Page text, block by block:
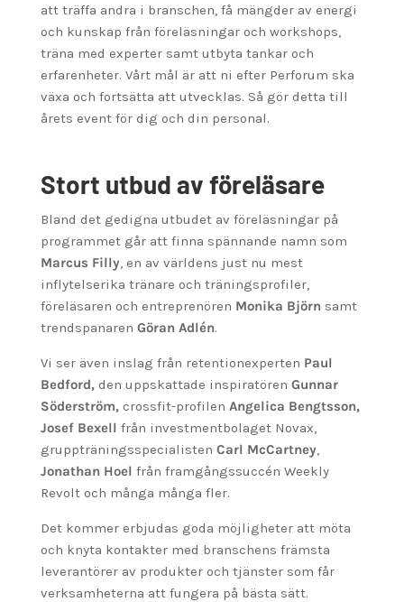
att träffa andra i branschen, få mängder av energi
och kunskap från föreläsningar och workshops,
träna med experter samt utbyta tankar och
erfarenheter. Vårt mål är att ni efter Perforum ska
växa och fortsätta att utvecklas. Så gör detta till
årets event för dig och din personal.
Stort utbud av föreläsare
Bland det gedigna utbudet av föreläsningar på
programmet går att finna spännande namn som
Marcus Filly, en av världens just nu mest
inflytelserika tränare och träningsprofiler,
föreläsaren och entreprenören Monika Björnsamt
trendspanaren Göran Adlén.
Vi ser även inslag från retentionexperten Paul
Bedford, den uppskattade inspiratören Gunnar
Söderström, crossfit-profilen Angelica Bengtsson,
Josef Bexell från investmentbolaget Novax,
gruppträningsspecialisten Carl McCartney,
Jonathan Hoel från framgångssuccén Weekly
Revolt och många många fler.
Det kommer erbjudas goda möjligheter att möta
och knyta kontakter med branschens främsta
leverantörer av produkter och tjänster som får
verksamheterna att fungera på bästa sätt.